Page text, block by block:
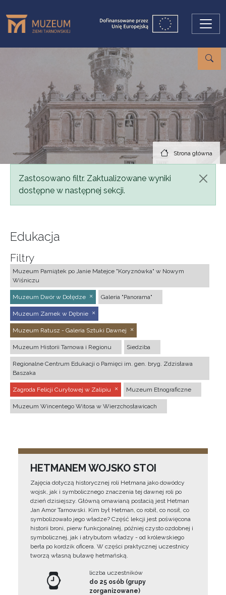
Strona główna
Komunikat
Zastosowano filtr. Zaktualizowane wyniki
dostępne w następnej sekcji.
Edukacja
Filtry
Muzeum Pamiątek po Janie Matejce "Koryznówka" w Nowym
Wiśniczu
Muzeum Dwór w Dołędze Galeria "Panorama"
Muzeum Zamek w Dębnie
Muzeum Ratusz - Galeria Sztuki Dawnej
Muzeum Historii Tarnowa i Regionu Siedziba
Regionalne Centrum Edukacji o Pamięci im. gen. bryg. Zdzisława
Baszaka
Zagroda Felicji Curyłowej w Zalipiu Muzeum Etnograficzne
Muzeum Wincentego Witosa w Wierzchosławicach
HETMANEM WOJSKO STOI
Zajęcia dotyczą historycznej roli Hetmana jako dowódcy
wojsk, jak i symbolicznego znaczenia tej dawnej roli po
dzień dzisiejszy. Główną omawianą postacią jest Hetman
Jan Amor Tarnowski. Kim był Hetman, co robił, co nosił, co
symbolizowało jego władze? Część lekcji jest poświęcona
historii broni, pierw funkcjonalnej, później czysto ozdobnej i
symbolicznej, jak i atrybutom władzy - od królewskiego
berła po kordzik oficera. W części praktycznej uczestnicy
tworzą własną buławę hetmańską.
liczba uczestników
do 25 osób (grupy
zorganizowane)